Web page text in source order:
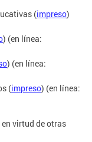
(impreso)
) (en línea:
) (en línea:
(impreso) (en línea:
virtud de otras